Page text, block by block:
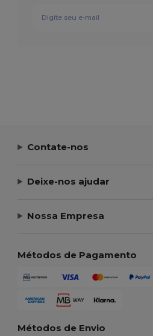
Contate-nos
Deixe-nos ajudar
Nossa Empresa
Métodos de Pagamento
Métodos de Envio